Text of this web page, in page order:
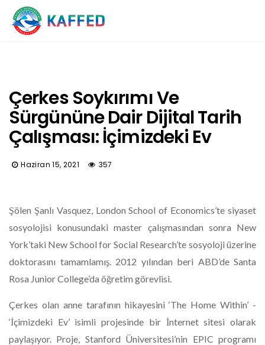
Çerkes Soykırımı Ve
Sürgününe Dair Dijital Tarih
Çalışması: İçimizdeki Ev
Haziran 15, 2021 357
Şölen Şanlı Vasquez, London School of Economics’te siyaset
sosyolojisi konusundaki master çalışmasından sonra New
York’taki New School for Social Research’te sosyoloji üzerine
doktorasını tamamlamış. 2012 yılından beri ABD’de Santa
Rosa Junior College’da öğretim görevlisi.
Çerkes olan anne tarafının hikayesini ‘The Home Within’ -
‘İçimizdeki Ev’ isimli projesinde bir İnternet sitesi olarak
paylaşıyor. Proje, Stanford Üniversitesi’nin EPIC programı